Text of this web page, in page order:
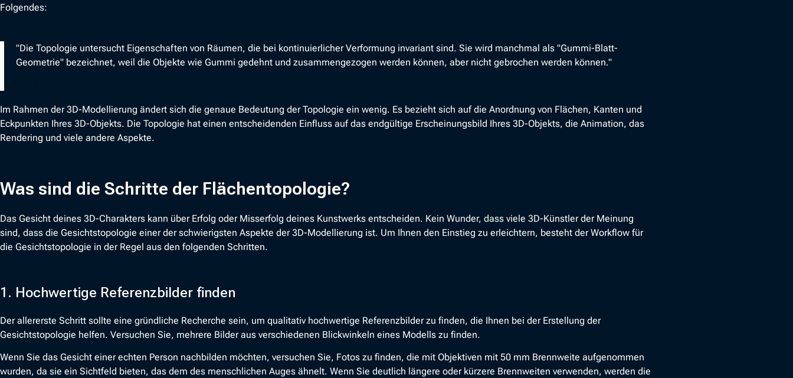
Folgendes:
"Die Topologie untersucht Eigenschaften von Räumen, die bei kontinuierlicher Verformung invariant sind. Sie wird manchmal als "Gummi-Blatt-
Geometrie" bezeichnet, weil die Objekte wie Gummi gedehnt und zusammengezogen werden können, aber nicht gebrochen werden können."
Im Rahmen der 3D-Modellierung ändert sich die genaue Bedeutung der Topologie ein wenig. Es bezieht sich auf die Anordnung von Flächen, Kanten und
Eckpunkten Ihres 3D-Objekts. Die Topologie hat einen entscheidenden Einfluss auf das endgültige Erscheinungsbild Ihres 3D-Objekts, die Animation, das
Rendering und viele andere Aspekte.
Was sind die Schritte der Flächentopologie?
Das Gesicht deines 3D-Charakters kann über Erfolg oder Misserfolg deines Kunstwerks entscheiden. Kein Wunder, dass viele 3D-Künstler der Meinung
sind, dass die Gesichtstopologie einer der schwierigsten Aspekte der 3D-Modellierung ist. Um Ihnen den Einstieg zu erleichtern, besteht der Workflow für
die Gesichtstopologie in der Regel aus den folgenden Schritten.
1. Hochwertige Referenzbilder finden
Der allererste Schritt sollte eine gründliche Recherche sein, um qualitativ hochwertige Referenzbilder zu finden, die Ihnen bei der Erstellung der
Gesichtstopologie helfen. Versuchen Sie, mehrere Bilder aus verschiedenen Blickwinkeln eines Modells zu finden.
Wenn Sie das Gesicht einer echten Person nachbilden möchten, versuchen Sie, Fotos zu finden, die mit Objektiven mit 50 mm Brennweite aufgenommen
wurden, da sie ein Sichtfeld bieten, das dem des menschlichen Auges ähnelt. Wenn Sie deutlich längere oder kürzere Brennweiten verwenden, werden die